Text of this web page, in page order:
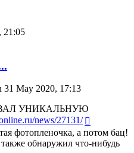
21:05
31 May 2020, 17:13
УНИКАЛЬНУЮ
news/27131/
фотопленочка, а потом бац!
обнаружил что-нибудь